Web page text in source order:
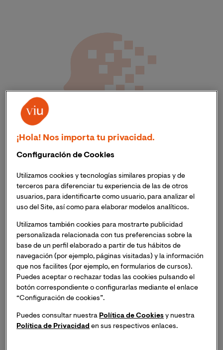
La Organización Mundial de la Salud (OMS) señala la
de todas las demencias, convirtiéndola en la primera
causa de este tipo de alteración cerebral a nivel
mundial. El alzhéimer, como lo señala la experta de VIU,
Dra. Beatriz Valles-Gonzálezes “una patología
neurodegenerativa del sistema nervioso central
caracterizada por la muerte neuronal progresiva en
ciertas zonas del cerebro, provocada por la alteración
de la síntesis de algunas proteínas
.” Esto tiene como
consecuencia “una sintomatología diversa que incluye
¡Hola! Nos importa tu privacidad.
Configuración de Cookies
Utilizamos cookies y tecnologías similares propias y de
terceros para diferenciar tu experiencia de las de otros
usuarios, para identificarte como usuario, para analizar el
uso del Site, así como para elaborar modelos analíticos.
Utilizamos también cookies para mostrarte publicidad
personalizada relacionada con tus preferencias sobre la
base de un perfil elaborado a partir de tus hábitos de
navegación (por ejemplo, páginas visitadas) y la información
que nos facilites (por ejemplo, en formularios de cursos).
Puedes aceptar o rechazar todas las cookies pulsando el
botón correspondiente o configurarlas mediante el enlace
“Configuración de cookies”.
Puedes consultar nuestra Política de Cookies y nuestra
Política de Privacidad en sus respectivos enlaces.